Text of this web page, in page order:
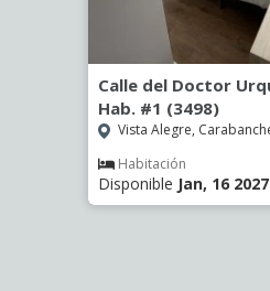
Calle del Doctor
Hab. #1 (3498)
Vista Alegre,
Habitación
Disponible Jan, 16 2027